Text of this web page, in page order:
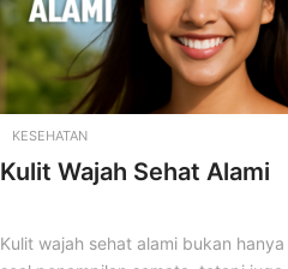
KESEHATAN
Kulit Wajah Sehat Alami
Kulit wajah sehat alami bukan hanya